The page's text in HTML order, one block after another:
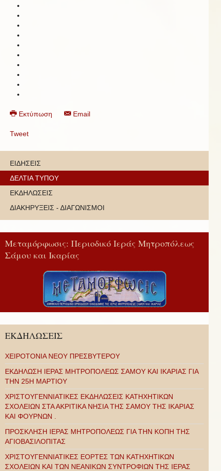
Εκτύπωση Email
Tweet
ΕΙΔΗΣΕΙΣ
ΔΕΛΤΙΑ ΤΥΠΟΥ
ΕΚΔΗΛΩΣΕΙΣ
ΔΙΑΚΗΡΥΞΕΙΣ - ΔΙΑΓΩΝΙΣΜΟΙ
Μεταμόρφωσις: Περιοδικό Ιεράς Μητροπόλεως
Σάμου και Ικαρίας
ΕΚΔΗΛΩΣΕΙΣ
ΧΕΙΡΟΤΟΝΙΑ ΝΕΟΥ ΠΡΕΣΒΥΤΕΡΟΥ
ΕΚΔΗΛΩΣΗ ΙΕΡΑΣ ΜΗΤΡΟΠΟΛΕΩΣ ΣΑΜΟΥ ΚΑΙ ΙΚΑΡΙΑΣ ΓΙΑ
ΤΗΝ 25Η ΜΑΡΤΙΟΥ
ΧΡΙΣΤΟΥΓΕΝΝΙΑΤΙΚΕΣ ΕΚΔΗΛΩΣΕΙΣ ΚΑΤΗΧΗΤΙΚΩΝ
ΣΧΟΛΕΙΩΝ ΣΤΑ ΑΚΡΙΤΙΚΑ ΝΗΣΙΑ ΤΗΣ ΣΑΜΟΥ ΤΗΣ ΙΚΑΡΙΑΣ
ΚΑΙ ΦΟΥΡΝΩΝ .
ΠΡΟΣΚΛΗΣΗ ΙΕΡΑΣ ΜΗΤΡΟΠΟΛΕΩΣ ΓΙΑ ΤΗΝ ΚΟΠΗ ΤΗΣ
ΑΓΙΟΒΑΣΙΛΟΠΙΤΑΣ
ΧΡΙΣΤΟΥΓΕΝΝΙΑΤΙΚΕΣ ΕΟΡΤΕΣ ΤΩΝ ΚΑΤΗΧΗΤΙΚΩΝ
ΣΧΟΛΕΙΩΝ ΚΑΙ ΤΩΝ ΝΕΑΝΙΚΩΝ ΣΥΝΤΡΟΦΙΩΝ ΤΗΣ ΙΕΡΑΣ